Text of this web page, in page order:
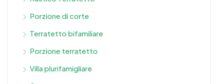
Porzione di corte
Terratetto bifamiliare
Porzione terratetto
Villa plurifamigliare